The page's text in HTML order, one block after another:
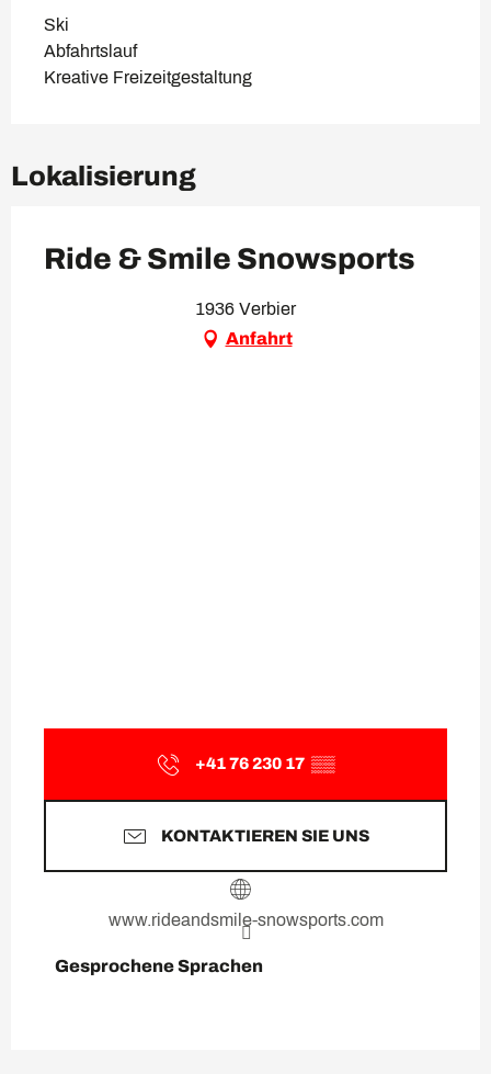
Ski
Abfahrtslauf
Kreative Freizeitgestaltung
Lokalisierung
Ride & Smile Snowsports
1936 Verbier
Anfahrt
+41 76 230 17 ▒▒
KONTAKTIEREN SIE UNS
www.rideandsmile-snowsports.com
Gesprochene Sprachen
Gesprochene Sprachen